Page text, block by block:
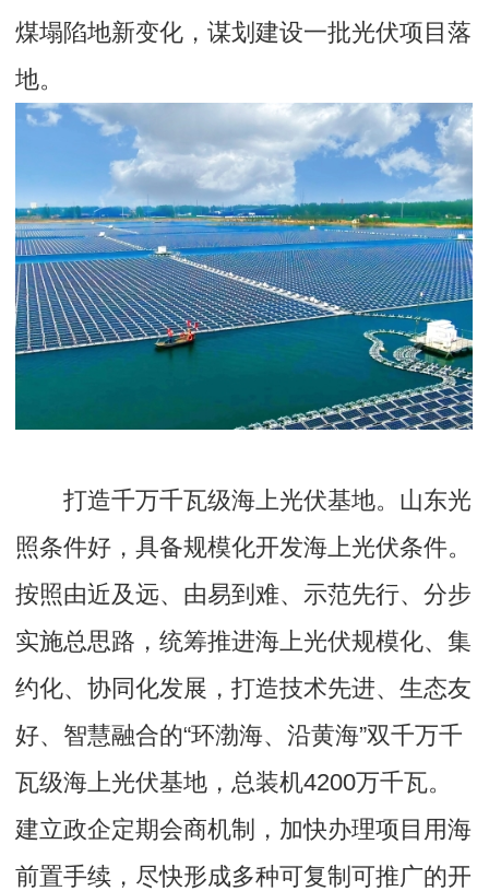
煤塌陷地新变化，谋划建设一批光伏项目落
地。
打造千万千瓦级海上光伏基地。山东光
照条件好，具备规模化开发海上光伏条件。
按照由近及远、由易到难、示范先行、分步
实施总思路，统筹推进海上光伏规模化、集
约化、协同化发展，打造技术先进、生态友
好、智慧融合的“环渤海、沿黄海”双千万千
瓦级海上光伏基地，总装机4200万千瓦。
建立政企定期会商机制，加快办理项目用海
前置手续，尽快形成多种可复制可推广的开